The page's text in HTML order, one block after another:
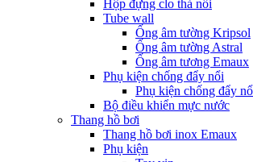
Hộp đựng clo thả nổi
Tube wall
Ống âm tường Kripsol
Ống âm tường Astral
Ống âm tương Emaux
Phụ kiện chống đẩy nổi
Phụ kiện chống đẩy
Bộ điều khiển mực nước
Thang hồ bơi
Thang hồ bơi inox Emaux
Phụ kiện